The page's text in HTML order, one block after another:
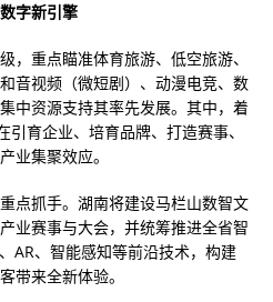
字新引擎
，重点瞄准体育旅游、低空旅游、
音视频（微短剧）、动漫电竞、数
中资源支持其率先发展。其中，着
引育企业、培育品牌、打造赛事、
业集聚效应。
点抓手。湖南将建设马栏山数智文
业赛事与大会，并统筹推进全省智
AR、智能感知等前沿技术，构建
带来全新体验。